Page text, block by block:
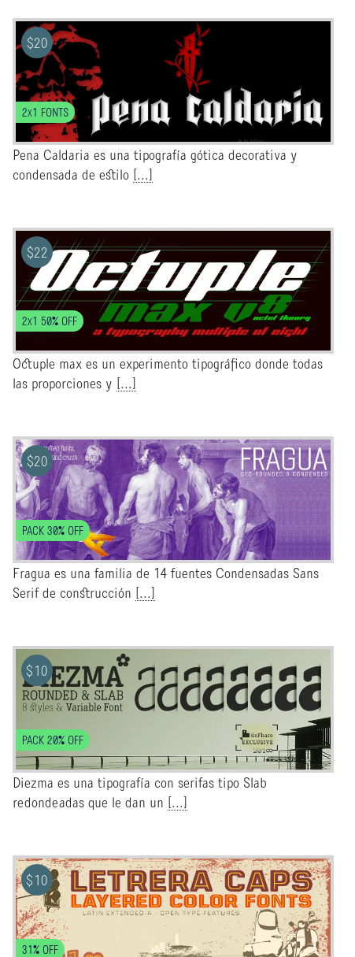
$20
2x1 FONTS
Pena Caldaria es una tipografía gótica decorativa y
condensada de estilo
[...]
$22
2x1 50% OFF
Octuple max es un experimento tipográfico donde todas
las proporciones y
[...]
$20
PACK 30% OFF
Fragua es una familia de 14 fuentes Condensadas Sans
Serif de construcción
[...]
$10
PACK 20% OFF
Diezma es una tipografía con serifas tipo Slab
redondeadas que le dan un
[...]
$10
31% OFF